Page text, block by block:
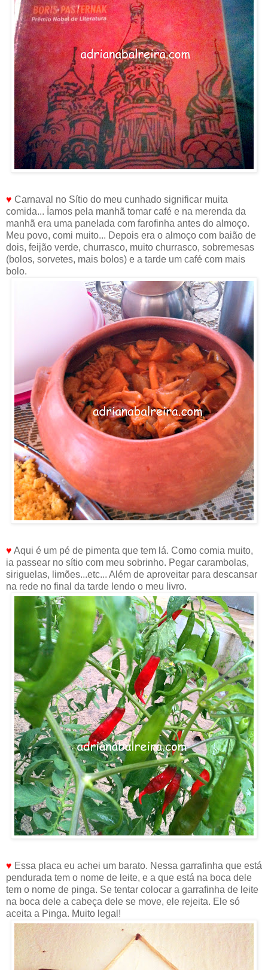
♥ Carnaval no Sítio do meu cunhado significar muita
comida... Íamos pela manhã tomar café e na merenda da
manhã era uma panelada com farofinha antes do almoço.
Meu povo, comi muito... Depois era o almoço com baião de
dois, feijão verde, churrasco, muito churrasco, sobremesas
(bolos, sorvetes, mais bolos) e a tarde um café com mais
bolo.
♥ Aqui é um pé de pimenta que tem lá. Como comia muito,
ia passear no sítio com meu sobrinho. Pegar carambolas,
siriguelas, limões...etc... Além de aproveitar para descansar
na rede no final da tarde lendo o meu livro.
♥ Essa placa eu achei um barato. Nessa garrafinha que está
pendurada tem o nome de leite, e a que está na boca dele
tem o nome de pinga. Se tentar colocar a garrafinha de leite
na boca dele a cabeça dele se move, ele rejeita. Ele só
aceita a Pinga. Muito legal!